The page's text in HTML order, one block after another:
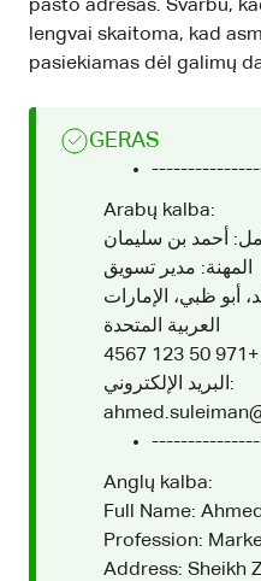
pašto adresas. Svarbu,
lengvai skaitoma, kad
pasiekiamas dėl galimų
GERAS
Arabų kalba:
أحمد بن سليمان
المهنة: مدير تسويق
أبو ظبي، الإمارات
العربية المتحدة
البريد الإلكتروني:
Anglų kalba:
Full Name:
Profession:
Address: Sheikh